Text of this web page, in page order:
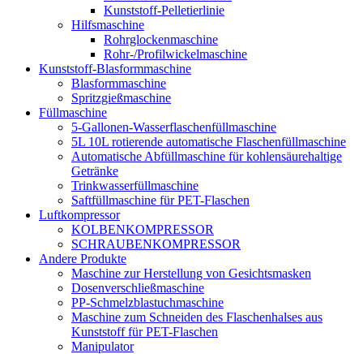
Kunststoff-Pelletierlinie
Hilfsmaschine
Rohrglockenmaschine
Rohr-/Profilwickelmaschine
Kunststoff-Blasformmaschine
Blasformmaschine
Spritzgießmaschine
Füllmaschine
5-Gallonen-Wasserflaschenfüllmaschine
5L 10L rotierende automatische Flaschenfüllmaschine
Automatische Abfüllmaschine für kohlensäurehaltige
Getränke
Trinkwasserfüllmaschine
Saftfüllmaschine für PET-Flaschen
Luftkompressor
KOLBENKOMPRESSOR
SCHRAUBENKOMPRESSOR
Andere Produkte
Maschine zur Herstellung von Gesichtsmasken
Dosenverschließmaschine
PP-Schmelzblastuchmaschine
Maschine zum Schneiden des Flaschenhalses aus
Kunststoff für PET-Flaschen
Manipulator